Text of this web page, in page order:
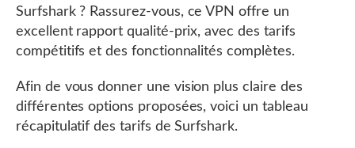
Surfshark ? Rassurez-vous, ce VPN offre un
excellent rapport qualité-prix, avec des tarifs
compétitifs et des fonctionnalités complètes.
Afin de vous donner une vision plus claire des
différentes options proposées, voici un tableau
récapitulatif des tarifs de Surfshark.